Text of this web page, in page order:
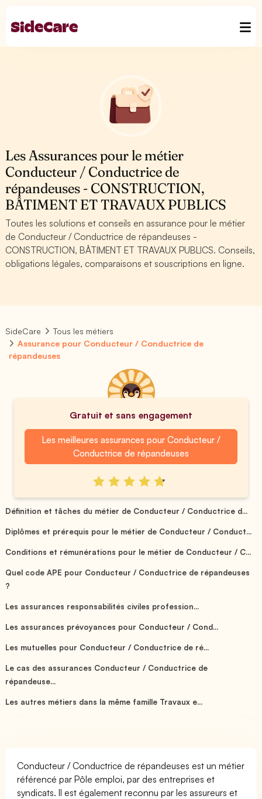
Les Assurances pour le métier
Conducteur / Conductrice de
répandeuses - CONSTRUCTION,
BÂTIMENT ET TRAVAUX PUBLICS
Toutes les solutions et conseils en assurance pour le métier
de Conducteur / Conductrice de répandeuses -
CONSTRUCTION, BÂTIMENT ET TRAVAUX PUBLICS. Conseils,
obligations légales, comparaisons et souscriptions en ligne.
SideCare
Tous les métiers
Assurance pour Conducteur / Conductrice de
répandeuses
Gratuit et sans engagement
Les meilleures assurances pour Conducteur /
Conductrice de répandeuses
Définition et tâches du métier de Conducteur / Conductrice d...
Diplômes et prérequis pour le métier de Conducteur / Conduct...
Conditions et rémunérations pour le métier de Conducteur / C...
Quel code APE pour Conducteur / Conductrice de répandeuses
?
Les assurances responsabilités civiles profession...
Les assurances prévoyances pour Conducteur / Cond...
Les mutuelles pour Conducteur / Conductrice de ré...
Le cas des assurances Conducteur / Conductrice de
répandeuse...
Les autres métiers dans la même famille Travaux e...
Conducteur / Conductrice de répandeuses est un métier
référencé par Pôle emploi, par des entreprises et
syndicats. Il est également reconnu par les assureurs et